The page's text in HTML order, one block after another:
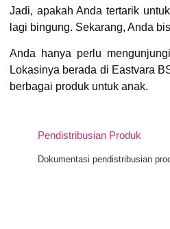
Pendistribusian Produk
Dokumentasi pendistribusian
Jadi, apakah Anda tertarik
lagi bingung. Sekarang, Anda
Anda hanya perlu
Lokasinya berada di Eastvara
berbagai produk untuk anak.